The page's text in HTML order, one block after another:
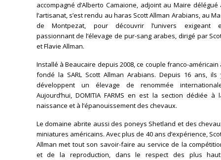
accompagné d’Alberto Camaione, adjoint au Maire délégué
l’artisanat, s’est rendu au haras Scott Allman Arabians, au
de Montpezat, pour découvrir l’univers exigeant
passionnant de l’élevage de pur-sang arabes, dirigé par
et Flavie Allman.
Installé à Beaucaire depuis 2008, ce couple franco-américain
fondé la SARL Scott Allman Arabians. Depuis 16 ans, ils
développent un élevage de renommée
Aujourd’hui, DOMITIA FARMS en est la section dédiée à
naissance et à l’épanouissement des chevaux.
Le domaine abrite aussi des poneys Shetland et des
miniatures américains. Avec plus de 40 ans d’expérience,
Allman met tout son savoir-faire au service de la
et de la reproduction, dans le respect des plus